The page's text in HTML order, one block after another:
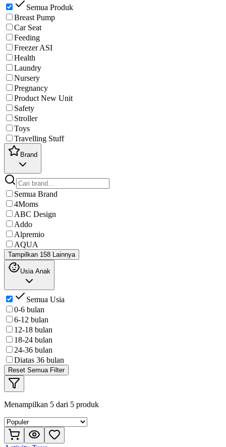
Semua Produk
Breast Pump
Car Seat
Feeding
Freezer ASI
Health
Laundry
Nursery
Pregnancy
Product New Unit
Safety
Stroller
Toys
Travelling Stuff
Brand
Semua Brand
4Moms
ABC Design
Addo
Alpremio
AQUA
Tampilkan 158 Lainnya
Usia Anak
Semua Usia
0-6 bulan
6-12 bulan
12-18 bulan
18-24 bulan
24-36 bulan
Diatas 36 bulan
Reset Semua Filter
Menampilkan 5 dari 5 produk